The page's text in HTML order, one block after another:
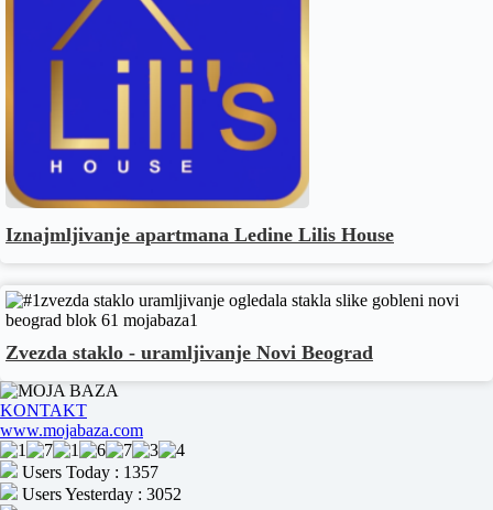
Iznajmljivanje apartmana Ledine Lilis House
Zvezda staklo - uramljivanje Novi Beograd
KONTAKT
www.mojabaza.com
Users Today : 1357
Users Yesterday : 3052